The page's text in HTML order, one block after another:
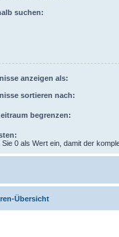
suchen:
anzeigen als:
sortieren nach:
begrenzen:
Sie 0 als Wert ein, damit der
Übersicht